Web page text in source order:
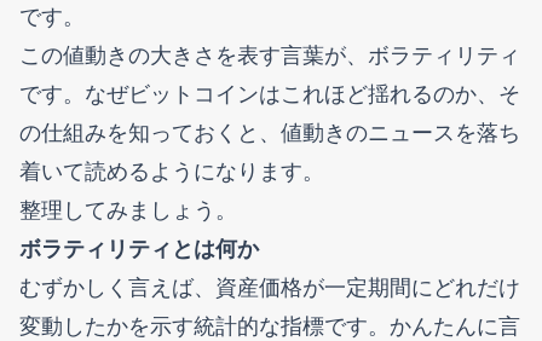
です。
この値動きの大きさを表す言葉が、ボラティリティ
です。なぜビットコインはこれほど揺れるのか、そ
の仕組みを知っておくと、値動きのニュースを落ち
着いて読めるようになります。
整理してみましょう。
ボラティリティとは何か
むずかしく言えば、資産価格が一定期間にどれだけ
変動したかを示す統計的な指標です。かんたんに言